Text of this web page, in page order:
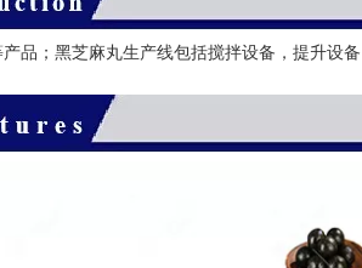
品；黑芝麻丸生产线包括搅拌设备，提升设